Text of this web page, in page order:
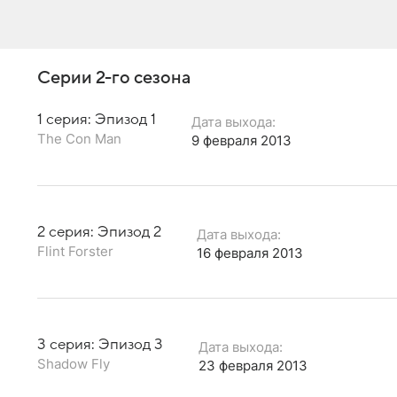
Серии 2-го сезона
1 серия: Эпизод 1
The Con Man
Дата выхода:
9 февраля 2013
2 серия: Эпизод 2
Flint Forster
Дата выхода:
16 февраля 2013
3 серия: Эпизод 3
Shadow Fly
Дата выхода:
23 февраля 2013